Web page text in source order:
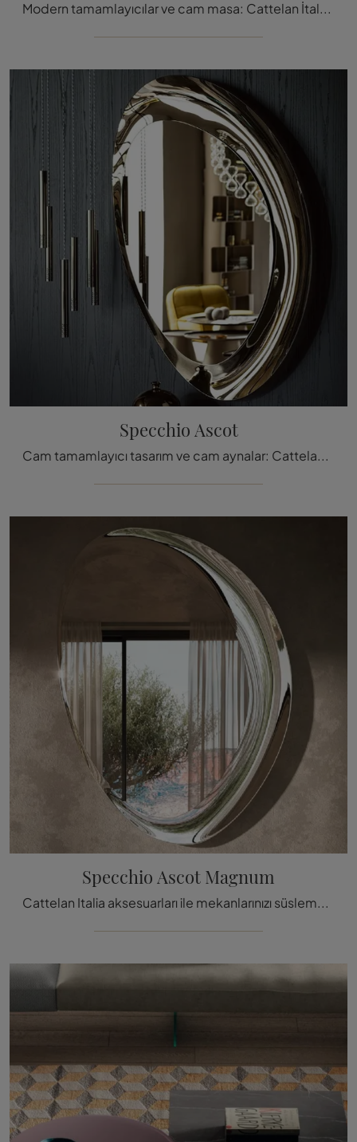
Modern tamamlayıcılar ve cam masa: Cattelan İtalya'nın Dodo modeli hakkında bilgi edinin ve mekanlarınızı değerlendirin.
Specchio Ascot
Cam tamamlayıcı tasarım ve cam aynalar: Cattelan Italia'nın Ascot Aynası modeli hakkında daha fazla bilgi edinin ve iç mekanlarınızı
Specchio Ascot Magnum
Cattelan Italia aksesuarları ile mekanlarınızı süslemek mi istiyorsunuz? İşte cam aynalardan oluşan çeşitli modellerden bir